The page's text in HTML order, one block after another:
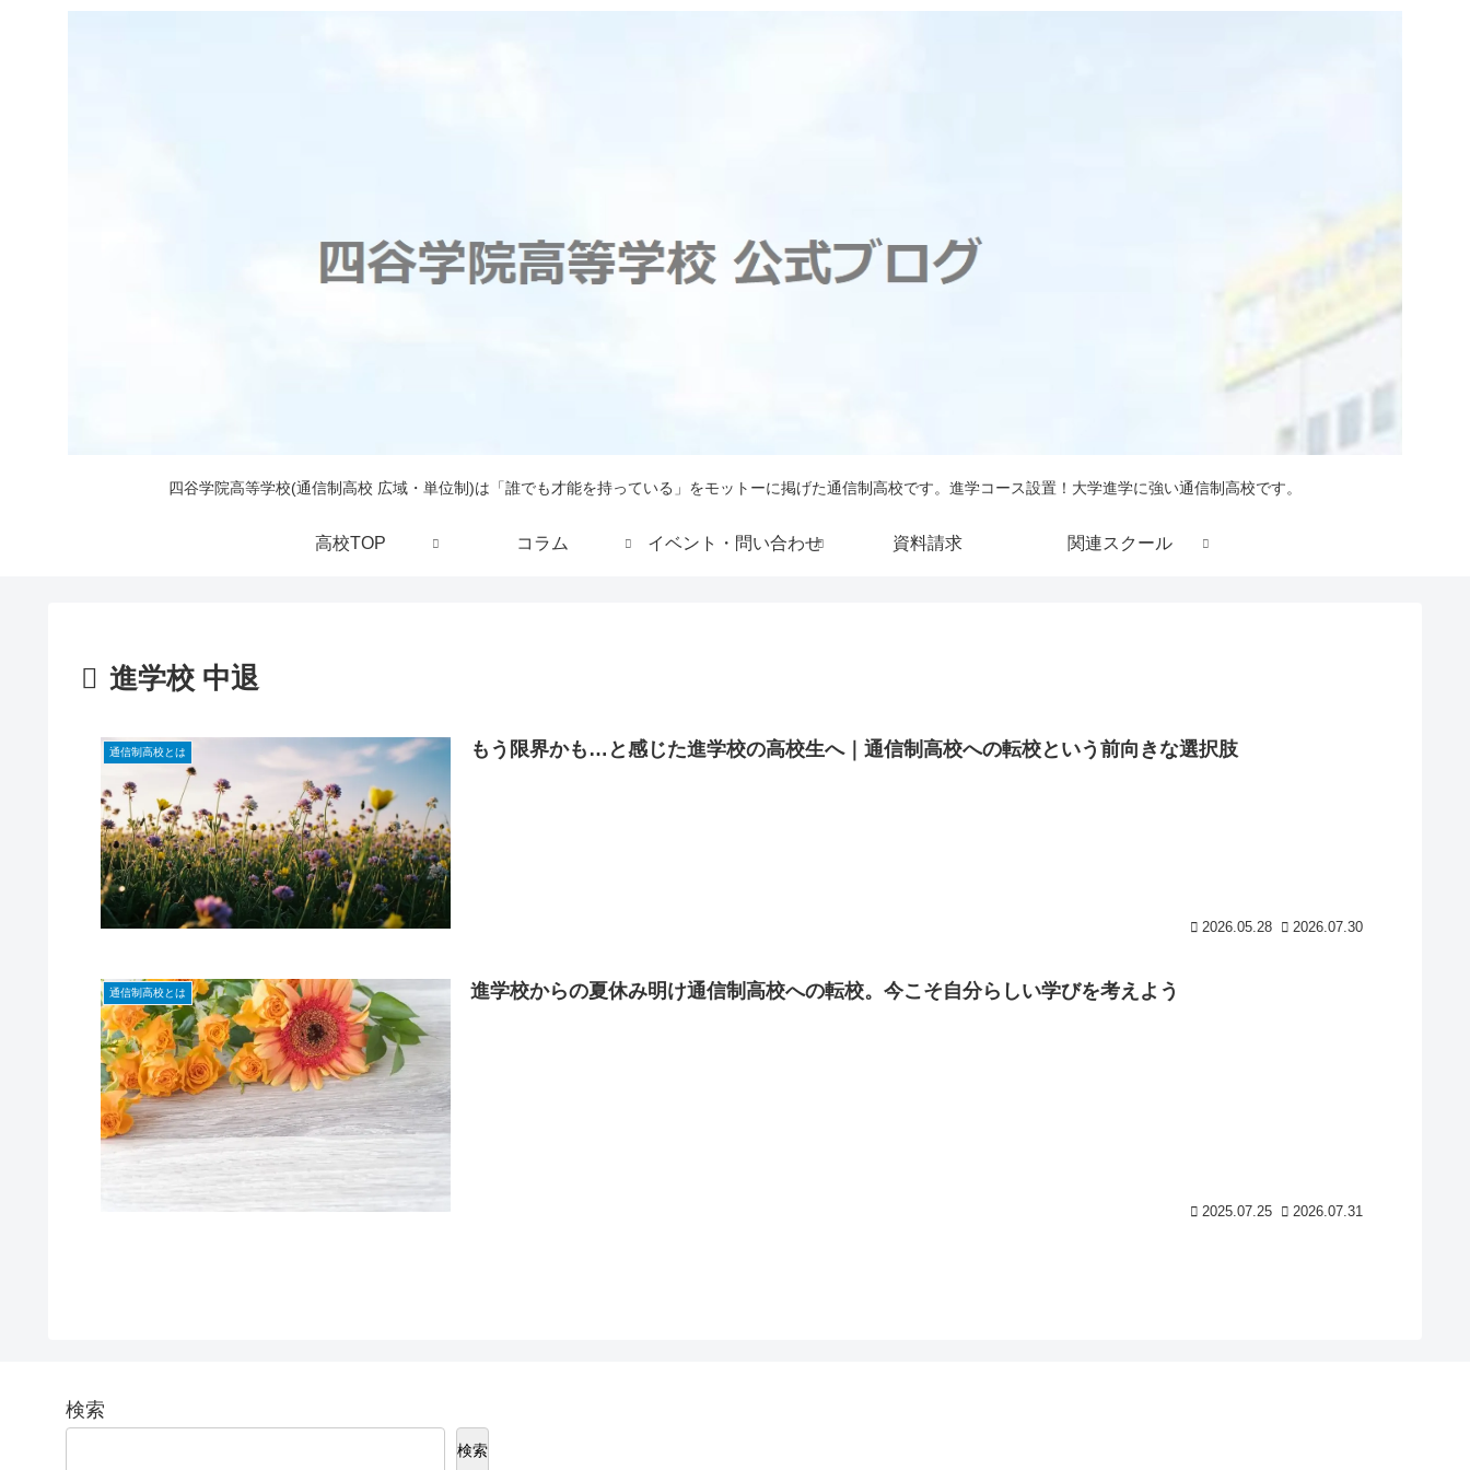
四谷学院高等学校(通信制高校 広域・単位制)は「誰でも才能を持っている」をモットーに掲げた通信制高校です。進学コース設置！大学進学に強い通信制高校です。
高校TOP コラム イベント・問い合わせ 資料請求 関連スクール
進学校 中退
通信制高校とは もう限界かも…と感じた進学校の高校生へ｜通信制高校への転校という前向きな選択肢
2026.05.28 2026.07.30
通信制高校とは 進学校からの夏休み明け通信制高校への転校。今こそ自分らしい学びを考えよう
2025.07.25 2026.07.31
検索
検索